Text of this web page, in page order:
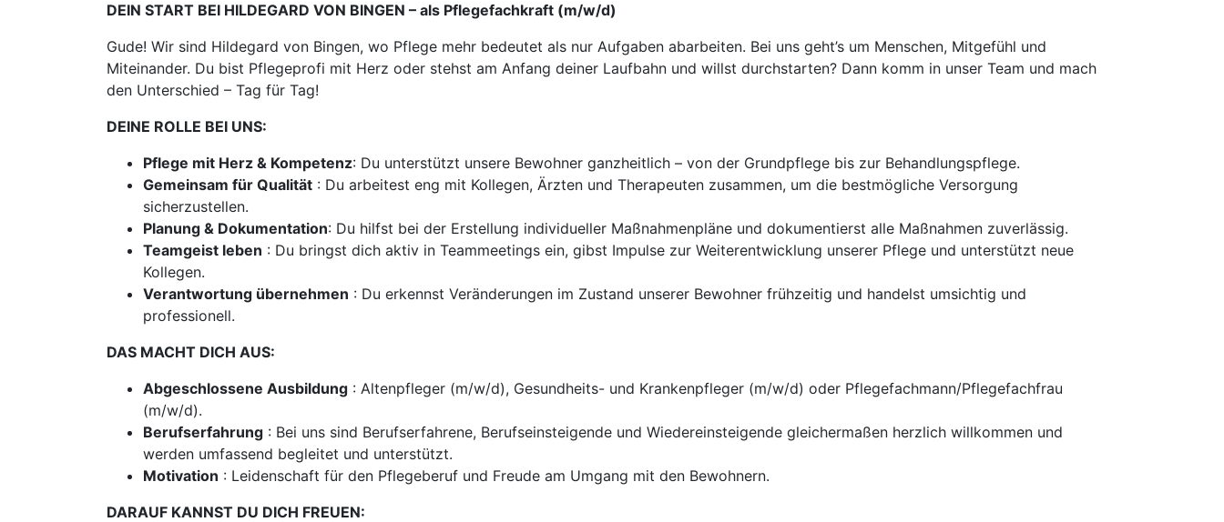
DEIN START BEI HILDEGARD VON BINGEN – als Pflegefachkraft (m/w/d)
Gude! Wir sind Hildegard von Bingen, wo Pflege mehr bedeutet als nur Aufgaben abarbeiten. Bei uns geht’s um Menschen, Mitgefühl und
Miteinander. Du bist Pflegeprofi mit Herz oder stehst am Anfang deiner Laufbahn und willst durchstarten? Dann komm in unser Team und mach
den Unterschied – Tag für Tag!
DEINE ROLLE BEI UNS:
Pflege mit Herz & Kompetenz: Du unterstützt unsere Bewohner ganzheitlich – von der Grundpflege bis zur Behandlungspflege.
Gemeinsam für Qualität : Du arbeitest eng mit Kollegen, Ärzten und Therapeuten zusammen, um die bestmögliche Versorgung
sicherzustellen.
Planung & Dokumentation: Du hilfst bei der Erstellung individueller Maßnahmenpläne und dokumentierst alle Maßnahmen zuverlässig.
Teamgeist leben : Du bringst dich aktiv in Teammeetings ein, gibst Impulse zur Weiterentwicklung unserer Pflege und unterstützt neue
Kollegen.
Verantwortung übernehmen : Du erkennst Veränderungen im Zustand unserer Bewohner frühzeitig und handelst umsichtig und
professionell.
DAS MACHT DICH AUS:
Abgeschlossene Ausbildung : Altenpfleger (m/w/d), Gesundheits- und Krankenpfleger (m/w/d) oder Pflegefachmann/Pflegefachfrau
(m/w/d).
Berufserfahrung : Bei uns sind Berufserfahrene, Berufseinsteigende und Wiedereinsteigende gleichermaßen herzlich willkommen und
werden umfassend begleitet und unterstützt.
Motivation : Leidenschaft für den Pflegeberuf und Freude am Umgang mit den Bewohnern.
DARAUF KANNST DU DICH FREUEN: